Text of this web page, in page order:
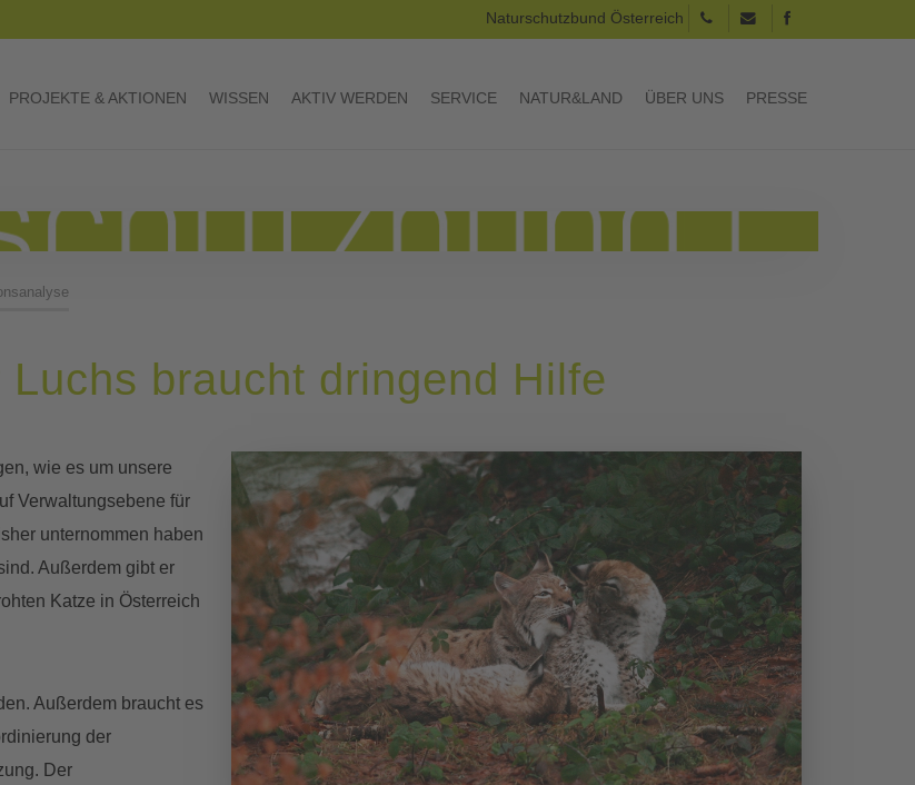
Naturschutzbund Österreich
PROJEKTE & AKTIONEN WISSEN AKTIV WERDEN SERVICE NATUR&LAND ÜBER UNS PRESSE
braucht dringend Hilfe
wie es um unsere
Verwaltungsebene für
unternommen haben
Außerdem gibt er
Katze in Österreich
Außerdem braucht es
der
Der